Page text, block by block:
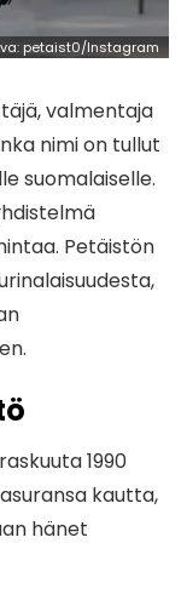
petaist0/Instagram
valmentaja
nimi on tullut
suomalaiselle.
Petäistön
1990
kautta,
hänet